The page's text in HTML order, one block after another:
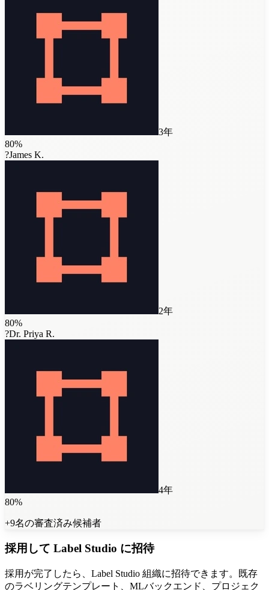
3年
80%
?James K.
2年
80%
?Dr. Priya R.
4年
80%
+9名の審査済み候補者
採用して Label Studio に招待
採用が完了したら、Label Studio 組織に招待できます。既存
のラベリングテンプレート、MLバックエンド、プロジェク